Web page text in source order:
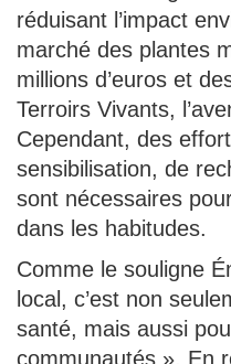
réduisant l’impact
marché des plantes
millions d’euros et
Terroirs Vivants,
Cependant, des
sensibilisation, de
sont nécessaires
dans les habitudes.
Comme le souligne
local, c’est non
santé, mais aussi
communautés ». En